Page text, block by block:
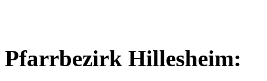
Pfarrbezirk Hillesheim: